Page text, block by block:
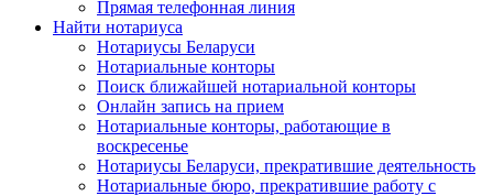
Прямая телефонная линия
Найти нотариуса
Нотариусы Беларуси
Нотариальные конторы
Поиск ближайшей нотариальной конторы
Онлайн запись на прием
Нотариальные конторы, работающие в
воскресенье
Нотариусы Беларуси, прекратившие деятельность
Нотариальные бюро, прекратившие работу с